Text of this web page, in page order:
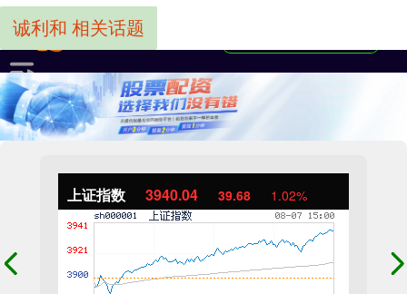
上证指数 3940.04 39.68 1.02%
诚利和 相关话题